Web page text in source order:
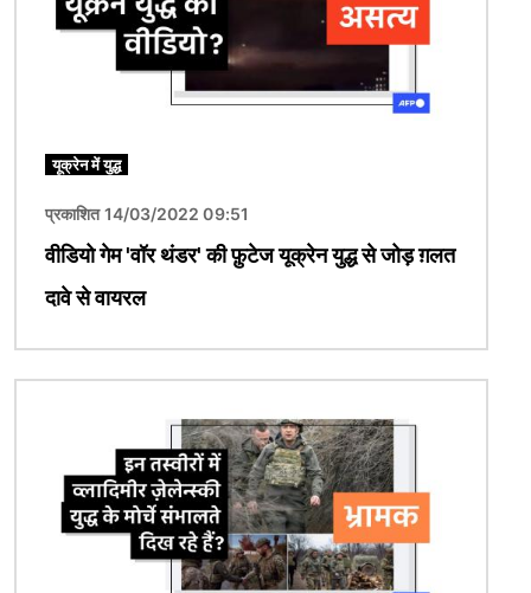
यूक्रेन में युद्ध
प्रकाशित 14/03/2022 09:51
वीडियो गेम 'वॉर थंडर' की फ़ुटेज यूक्रेन युद्ध से जोड़ ग़लत
दावे से वायरल